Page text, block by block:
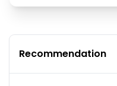
Recommendation